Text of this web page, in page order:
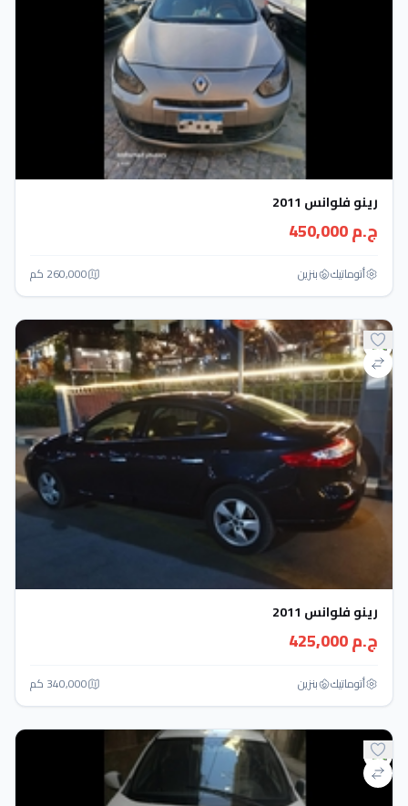
رينو فلوانس 2011
ج.م 450,000
أتوماتيك‎ بنزين 260,000 كم
رينو فلوانس 2011
ج.م 425,000
أتوماتيك‎ بنزين 340,000 كم